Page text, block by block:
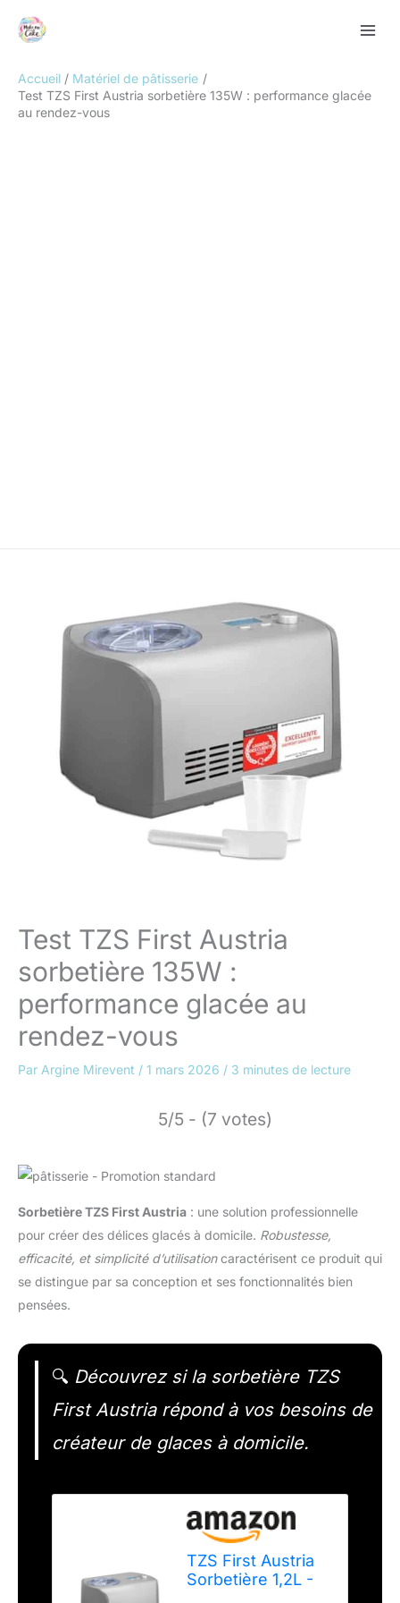
Accueil
Matériel de pâtisserie
Test TZS First Austria sorbetière 135W : performance glacée
au rendez-vous
Test TZS First Austria
sorbetière 135W :
performance glacée au
rendez-vous
Par Argine Mirevent / 1 mars 2026 / 3 minutes de lecture
5/5 - (7 votes)
Sorbetière TZS First Austria : une solution professionnelle
pour créer des délices glacés à domicile. Robustesse,
efficacité, et simplicité d’utilisationcaractérisent ce produit qui
se distingue par sa conception et ses fonctionnalités bien
pensées.
🔍 Découvrez si la sorbetière TZS
First Austria répond à vos besoins de
créateur de glaces à domicile.
TZS First Austria
Sorbetière 1,2L -